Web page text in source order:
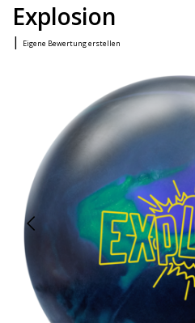
Explosion
| Eigene Bewertung erstellen